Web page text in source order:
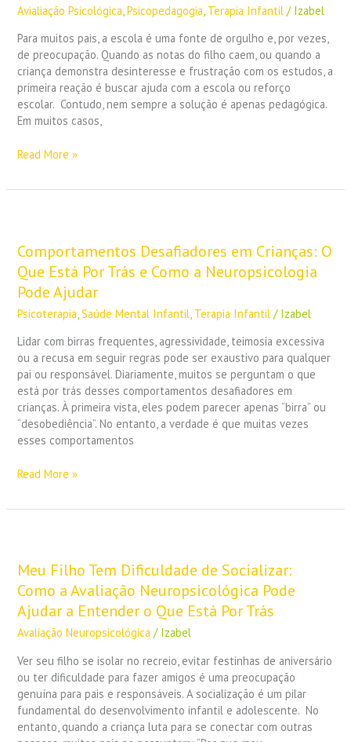
Avialiação Psicológica,Psicopedagogia, Terapia Infantil / Izabel
Para muitos pais, a escola é uma fonte de orgulho e, por vezes,
de preocupação. Quando as notas do filho caem, ou quando a
criança demonstra desinteresse e frustração com os estudos, a
primeira reação é buscar ajuda com a escola ou reforço
escolar. Contudo, nem sempre a solução é apenas pedagógica.
Em muitos casos,
Read More »
Comportamentos Desafiadores em Crianças: O
Que Está Por Trás e Como a Neuropsicologia
Pode Ajudar
Psicoterapia ,Saúde Mental Infantil Terapia Infantil / Izabel
Lidar com birras frequentes, agressividade, teimosia excessiva
ou a recusa em seguir regras pode ser exaustivo para qualquer
pai ou responsável. Diariamente, muitos se perguntam o que
está por trás desses comportamentos desafiadores em
crianças. À primeira vista, eles podem parecer apenas “birra” ou
“desobediência”. No entanto, a verdade é que muitas vezes
esses comportamentos
em
Crianças:
O
Que
Está
Trás
e
Como
a
Neuropsicologia
Pode
Ajudar
Read More »
Meu Filho Tem Dificuldade de Socializar:
Como a Avaliação Neuropsicológica Pode
Ajudar a Entender o Que Está Por Trás
Avaliação Neuropsicológica / Izabel
Ver seu filho se isolar no recreio, evitar festinhas de aniversário
ou ter dificuldade para fazer amigos é uma preocupação
genuína para pais e responsáveis. A socialização é um pilar
fundamental do desenvolvimento infantil e adolescente. No
entanto, quando a criança luta para se conectar com outras
Tem
Dificuldade
de
Socializar:
Como
Avaliação
Neuropsicológica
Pode
Ajudar
a